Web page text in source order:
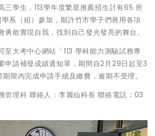
三學生，113學年度繁星推薦招生計有65 所
系（組）參加，期許竹市學子們善用各項
勇敢實現自我，找到自己發光發亮的舞台。
至大考中心網站「113 學科能力測驗試務專
申請補發成績通知單，期間自2月29日起至3
限內完成申請手續及繳費，逾期不受理。
管理科 聯絡人：李麗仙科長 聯絡電話：03